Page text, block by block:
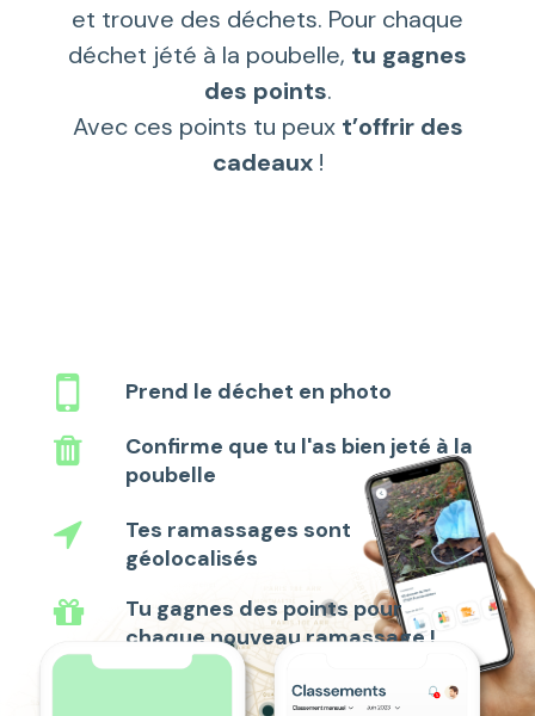
et trouve des déchets. Pour chaque
déchet jété à la poubelle, tu gagnes
des points.
Avec ces points tu peux t’offrir des
cadeaux!
Prend le déchet en photo
Confirme que tu l'as bien jeté à la
poubelle
Tes ramassages sont
géolocalisés
Tu gagnes des points pour
chaque nouveau ramassage !